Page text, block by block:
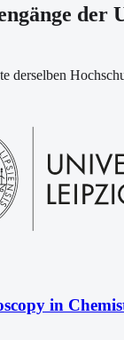
der
derselben
in